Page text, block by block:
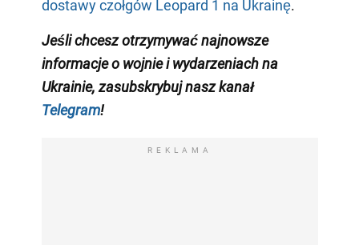
dostawy czołgów Leopard 1 na Ukrainę.
Jeśli chcesz otrzymywać najnowsze
informacje o wojnie i wydarzeniach na
Ukrainie, zasubskrybuj nasz kanał
Telegram!
REKLAMA